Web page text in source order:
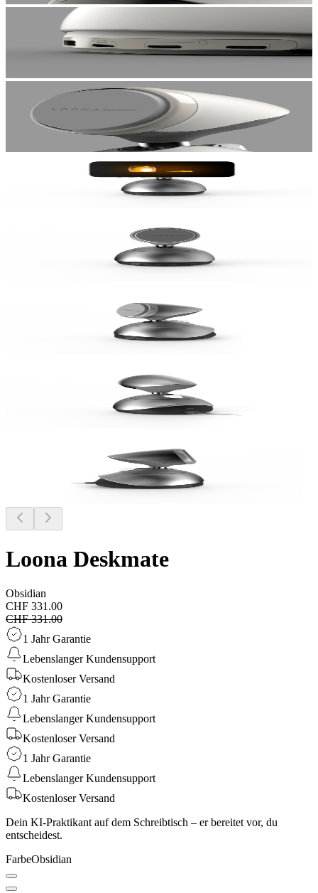
Loona Deskmate
Obsidian
CHF 331.00
CHF 331.00
1 Jahr Garantie
Lebenslanger Kundensupport
Kostenloser Versand
1 Jahr Garantie
Lebenslanger Kundensupport
Kostenloser Versand
1 Jahr Garantie
Lebenslanger Kundensupport
Kostenloser Versand
Dein KI-Praktikant auf dem Schreibtisch – er bereitet vor, du
entscheidest.
FarbeObsidian